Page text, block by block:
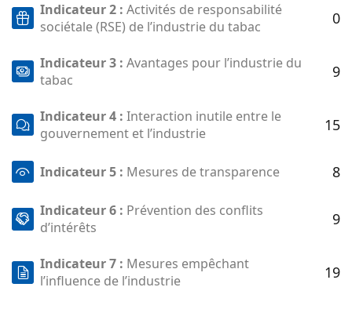
Indicateur 2 :Activités de responsabilité
sociétale (RSE) de l’industrie du tabac
0
Indicateur 3 :Avantages pour l’industrie du
tabac
9
Indicateur 4 :Interaction inutile entre le
gouvernement et l’industrie
15
Indicateur 5 : Mesures de transparence 8
Indicateur 6 : Prévention des conflits
d’intérêts
9
Indicateur 7 : Mesures empêchant
l’influence de l’industrie
19